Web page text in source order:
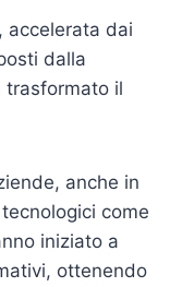
accelerata dai
dalla
trasformato il
anche in
come
iniziato a
ottenendo